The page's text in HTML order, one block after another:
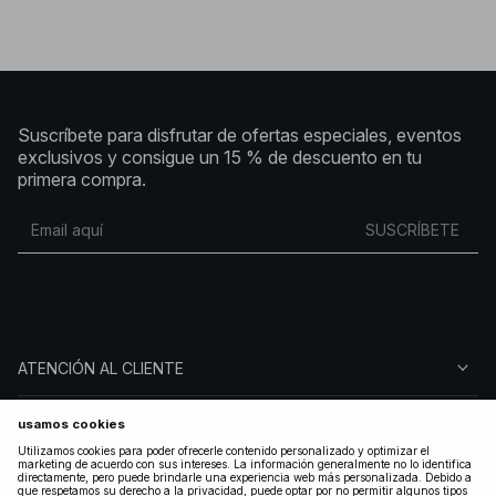
Suscríbete para disfrutar de ofertas especiales, eventos
exclusivos y consigue un 15 % de descuento en tu
primera compra.
SUSCRÍBETE
ATENCIÓN AL CLIENTE
SOBRE NA-KD
SÍGUENOS